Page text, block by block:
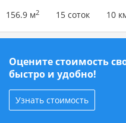
156.9 м2 15 соток 10
Оцените стоимость
быстро и удобно!
Узнать стоимость